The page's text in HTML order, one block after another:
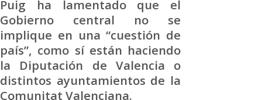
Puig ha lamentado que el
Gobierno central no se
implique en una “cuestión de
país”, como sí están haciendo
la Diputación de Valencia o
distintos ayuntamientos de la
Comunitat Valenciana.